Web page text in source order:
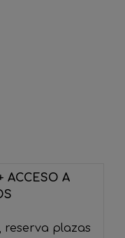
ACCESO A
, reserva plazas